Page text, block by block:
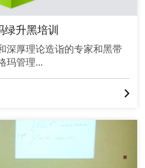
绿升黑培训
深厚理论造诣的专家和黑带
玛管理...